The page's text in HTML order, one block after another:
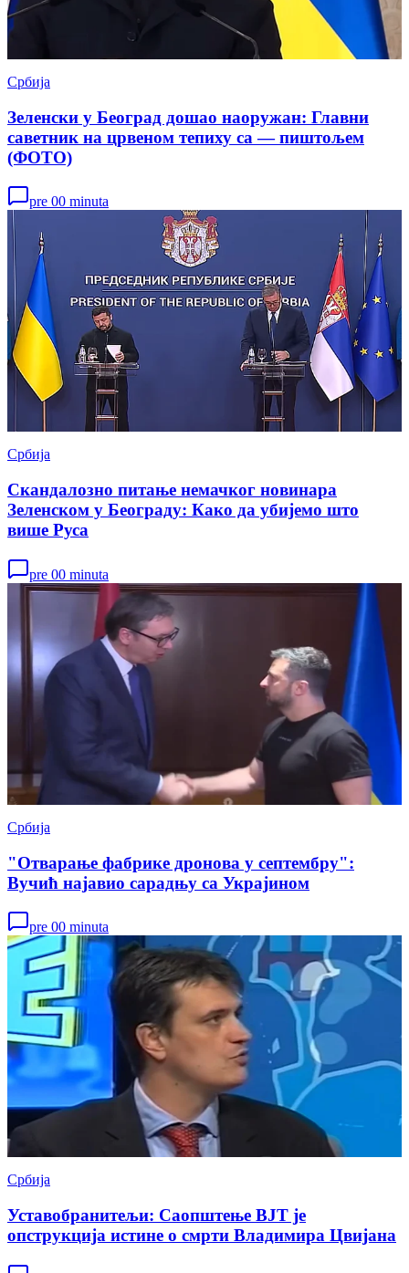
Србија
Зеленски у Београд дошао наоружан: Главни
саветник на црвеном тепиху са — пиштољем
(ФОТО)
pre 00 minuta
Србија
Скандалозно питање немачког новинара
Зеленском у Београду: Како да убијемо што
више Руса
pre 00 minuta
Србија
"Отварање фабрике дронова у септембру":
Вучић најавио сарадњу са Украјином
pre 00 minuta
Србија
Уставобранитељи: Саопштење ВЈТ је
опструкција истине о смрти Владимира Цвијана